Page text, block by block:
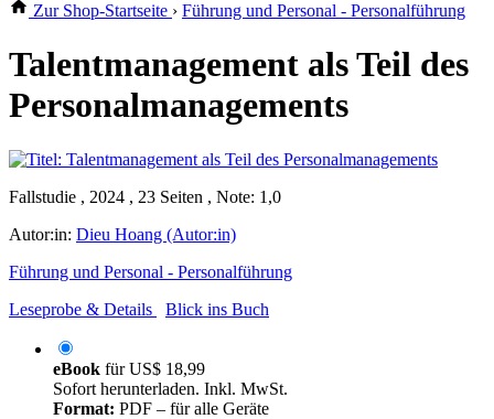
Zur Shop-Startseite › Führung und Personal - Personalführung
Talentmanagement als Teil des
Personalmanagements
Fallstudie , 2024 , 23 Seiten , Note: 1,0
Autor:in: Dieu Hoang (Autor:in)
Führung und Personal - Personalführung
Leseprobe & Details
Blick ins Buch
eBook fürUS$ 18,99
Sofort herunterladen. Inkl. MwSt.
Format: PDF – für alle Geräte